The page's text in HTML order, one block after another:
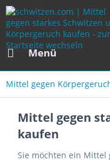
Menü
Mittel gegen
Mittel gegen
kaufen
Sie möchten ein Mittel